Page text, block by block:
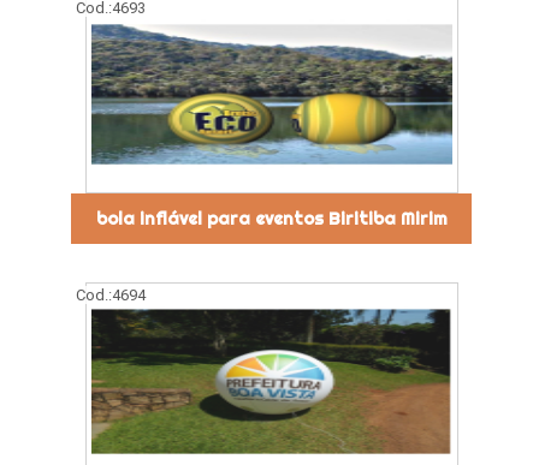
Cod.:4693
bola inflável para eventos Biritiba Mirim
Cod.:4694